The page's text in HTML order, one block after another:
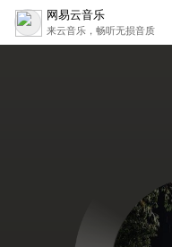
网易云音乐
来云音乐，畅听无损音质